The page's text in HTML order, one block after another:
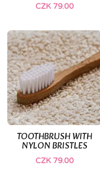
CZK 79.00
TOOTHBRUSH WITH
NYLON BRISTLES
CZK 79.00